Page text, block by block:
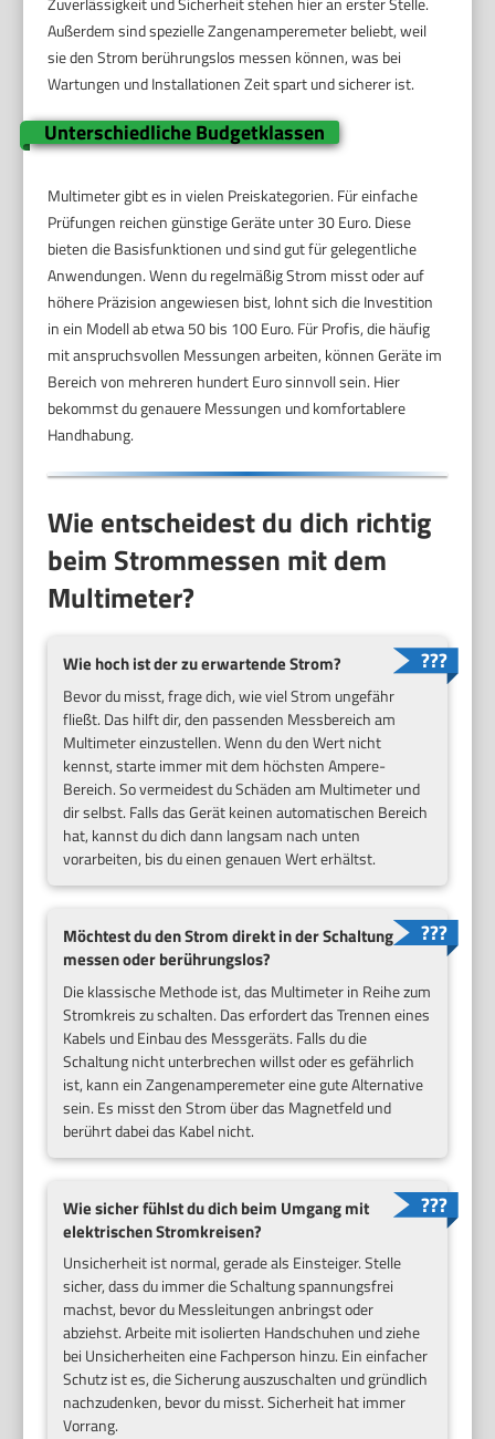
Außerdem sind spezielle Zangenamperemeter beliebt, weil
sie den Strom berührungslos messen können, was bei
Wartungen und Installationen Zeit spart und sicherer ist.
Unterschiedliche Budgetklassen
Multimeter gibt es in vielen Preiskategorien. Für einfache
Prüfungen reichen günstige Geräte unter 30 Euro. Diese
bieten die Basisfunktionen und sind gut für gelegentliche
Anwendungen. Wenn du regelmäßig Strom misst oder auf
höhere Präzision angewiesen bist, lohnt sich die Investition
in ein Modell ab etwa 50 bis 100 Euro. Für Profis, die häufig
mit anspruchsvollen Messungen arbeiten, können Geräte im
Bereich von mehreren hundert Euro sinnvoll sein. Hier
bekommst du genauere Messungen und komfortablere
Handhabung.
Wie entscheidest du dich richtig
beim Strommessen mit dem
Multimeter?
Wie hoch ist der zu erwartende Strom?
Bevor du misst, frage dich, wie viel Strom ungefähr
fließt. Das hilft dir, den passenden Messbereich am
Multimeter einzustellen. Wenn du den Wert nicht
kennst, starte immer mit dem höchsten Ampere-
Bereich. So vermeidest du Schäden am Multimeter und
dir selbst. Falls das Gerät keinen automatischen Bereich
hat, kannst du dich dann langsam nach unten
vorarbeiten, bis du einen genauen Wert erhältst.
Möchtest du den Strom direkt in der Schaltung
messen oder berührungslos?
Die klassische Methode ist, das Multimeter in Reihe zum
Stromkreis zu schalten. Das erfordert das Trennen eines
Kabels und Einbau des Messgeräts. Falls du die
Schaltung nicht unterbrechen willst oder es gefährlich
ist, kann ein Zangenamperemeter eine gute Alternative
sein. Es misst den Strom über das Magnetfeld und
berührt dabei das Kabel nicht.
Wie sicher fühlst du dich beim Umgang mit
elektrischen Stromkreisen?
Unsicherheit ist normal, gerade als Einsteiger. Stelle
sicher, dass du immer die Schaltung spannungsfrei
machst, bevor du Messleitungen anbringst oder
abziehst. Arbeite mit isolierten Handschuhen und ziehe
bei Unsicherheiten eine Fachperson hinzu. Ein einfacher
Schutz ist es, die Sicherung auszuschalten und gründlich
nachzudenken, bevor du misst. Sicherheit hat immer
Vorrang.